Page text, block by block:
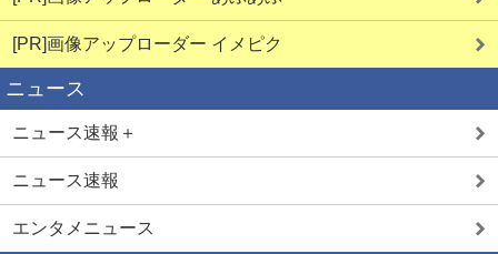
[PR]画像アップローダー イメピク
ニュース
ニュース速報＋
ニュース速報
エンタメニュース